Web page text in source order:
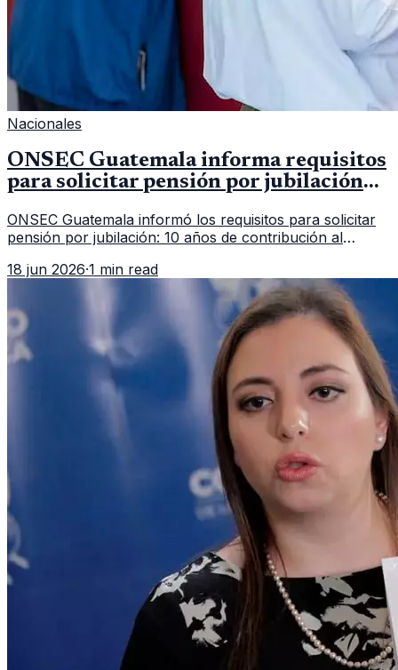
Nacionales
ONSEC Guatemala informa requisitos
para solicitar pensión por jubilación
ONSEC Guatemala informó los requisitos para solicitar
pensión por jubilación: 10 años de contribución al
importar edad.
18 jun 2026·1 min read